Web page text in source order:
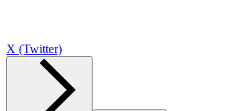
X (Twitter)